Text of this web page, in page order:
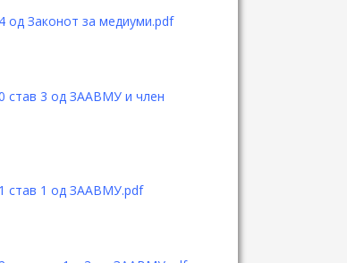
Законот за медиуми.pdf
став 3 од ЗААВМУ и член
став 1 од ЗААВМУ.pdf